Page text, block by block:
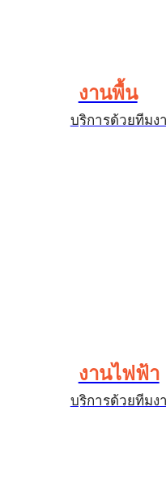
งานพื้น
บริการด้วยทีมง
งานไฟฟ้า
บริการด้วยทีมง